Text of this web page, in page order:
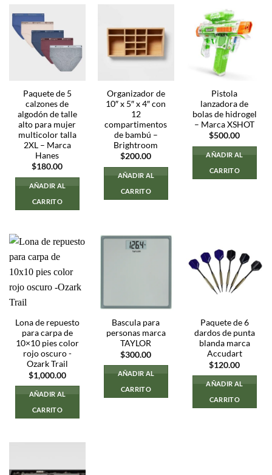
Paquete de 5
calzones de
algodón de talle
alto para mujer
multicolor talla
2XL – Marca
Hanes
$180.00
AÑADIR AL
CARRITO
Organizador de
10″ x 5″ x 4″ con
12
compartimentos
de bambú –
Brightroom
$200.00
AÑADIR AL
CARRITO
Pistola
lanzadora de
bolas de hidrogel
– Marca XSHOT
$500.00
AÑADIR AL
CARRITO
Lona de repuesto
para carpa de
10×10 pies color
rojo oscuro -
Ozark Trail
$1,000.00
AÑADIR AL
CARRITO
Bascula para
personas marca
TAYLOR
$300.00
AÑADIR AL
CARRITO
Paquete de 6
dardos de punta
blanda marca
Accudart
$120.00
AÑADIR AL
CARRITO